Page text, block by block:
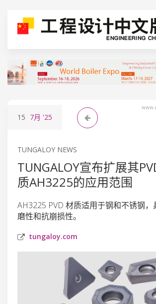
15 7月 '25
TUNGALOY NEWS
TUNGALOY宣布扩展其
质AH3225的应用范围
AH3225 PVD 材质适用于钢和不锈钢
磨性和抗崩损性。
tungaloy.com